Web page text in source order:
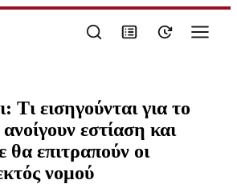
Τι εισηγούνται για το
εστίαση και
θα επιτραπούν οι
νομού